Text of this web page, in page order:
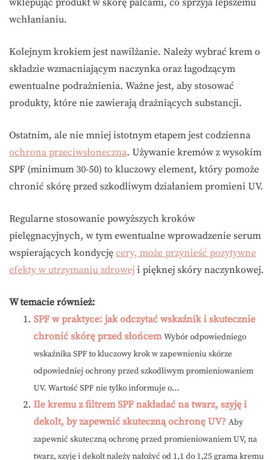
wklepując produkt w skórę palcami, co sprzyja lepszemu
wchłanianiu.
Kolejnym krokiem jest nawilżanie. Należy wybrać krem o
składzie wzmacniającym naczynka oraz łagodzącym
ewentualne podrażnienia. Ważne jest, aby stosować
produkty, które nie zawierają drażniących substancji.
Ostatnim, ale nie mniej istotnym etapem jest codzienna
ochrona przeciwsłoneczna. Używanie kremów z wysokim
SPF (minimum 30-50) to kluczowy element, który pomoże
chronić skórę przed szkodliwym działaniem promieni UV.
Regularne stosowanie powyższych kroków
pielęgnacyjnych, w tym ewentualne wprowadzenie serum
wspierających kondycję cery, może przynieść pozytywne
efekty w utrzymaniu zdrowej i pięknej skóry naczynkowej.
W temacie również:
SPF w praktyce: jak odczytać wskaźnik i skutecznie
chronić skórę przed słońcem Wybór odpowiedniego
wskaźnika SPF to kluczowy krok w zapewnieniu skórze
odpowiedniej ochrony przed szkodliwym promieniowaniem
UV. Wartość SPF nie tylko informuje o...
Ile kremu z filtrem SPF nakładać na twarz, szyję i
dekolt, by zapewnić skuteczną ochronę UV? Aby
zapewnić skuteczną ochronę przed promieniowaniem UV, na
twarz, szyję i dekolt należy nałożyć od 1,1 do 1,25 grama kremu